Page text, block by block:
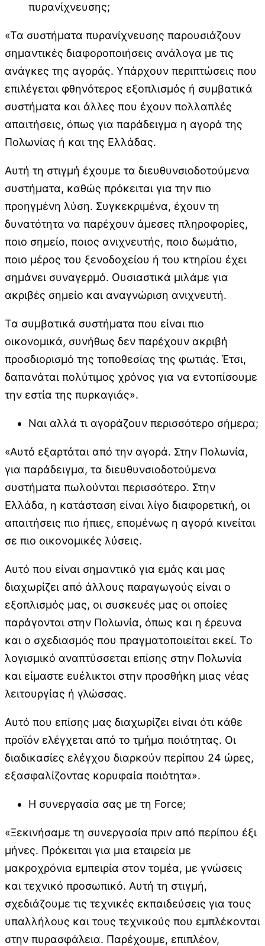
πυρανίχνευσης;
«Τα συστήματα πυρανίχνευσης παρουσιάζουν
σημαντικές διαφοροποιήσεις ανάλογα με τις
ανάγκες της αγοράς. Υπάρχουν περιπτώσεις που
επιλέγεται φθηνότερος εξοπλισμός ή συμβατικά
συστήματα και άλλες που έχουν πολλαπλές
απαιτήσεις, όπως για παράδειγμα η αγορά της
Πολωνίας ή και της Ελλάδας.
Αυτή τη στιγμή έχουμε τα διευθυνσιοδοτούμενα
συστήματα, καθώς πρόκειται για την πιο
προηγμένη λύση. Συγκεκριμένα, έχουν τη
δυνατότητα να παρέχουν άμεσες πληροφορίες,
ποιο σημείο, ποιος ανιχνευτής, ποιο δωμάτιο,
ποιο μέρος του ξενοδοχείου ή του κτηρίου έχει
σημάνει συναγερμό. Ουσιαστικά μιλάμε για
ακριβές σημείο και αναγνώριση ανιχνευτή.
Τα συμβατικά συστήματα που είναι πιο
οικονομικά, συνήθως δεν παρέχουν ακριβή
προσδιορισμό της τοποθεσίας της φωτιάς. Έτσι,
δαπανάται πολύτιμος χρόνος για να εντοπίσουμε
την εστία της πυρκαγιάς».
Ναι αλλά τι αγοράζουν περισσότερο σήμερα;
«Αυτό εξαρτάται από την αγορά. Στην Πολωνία,
για παράδειγμα, τα διευθυνσιοδοτούμενα
συστήματα πωλούνται περισσότερο. Στην
Ελλάδα, η κατάσταση είναι λίγο διαφορετική, οι
απαιτήσεις πιο ήπιες, επομένως η αγορά κινείται
σε πιο οικονομικές λύσεις.
Αυτό που είναι σημαντικό για εμάς και μας
διαχωρίζει από άλλους παραγωγούς είναι ο
εξοπλισμός μας, οι συσκευές μας οι οποίες
παράγονται στην Πολωνία, όπως και η έρευνα
και ο σχεδιασμός που πραγματοποιείται εκεί. Το
λογισμικό αναπτύσσεται επίσης στην Πολωνία
και είμαστε ευέλικτοι στην προσθήκη μιας νέας
λειτουργίας ή γλώσσας.
Αυτό που επίσης μας διαχωρίζει είναι ότι κάθε
προϊόν ελέγχεται από το τμήμα ποιότητας. Οι
διαδικασίες ελέγχου διαρκούν περίπου 24 ώρες,
εξασφαλίζοντας κορυφαία ποιότητα».
Η συνεργασία σας με τη Force;
«Ξεκινήσαμε τη συνεργασία πριν από περίπου έξι
μήνες. Πρόκειται για μια εταιρεία με
μακροχρόνια εμπειρία στον τομέα, με γνώσεις
και τεχνικό προσωπικό. Αυτή τη στιγμή,
σχεδιάζουμε τις τεχνικές εκπαιδεύσεις για τους
υπαλλήλους και τους τεχνικούς που εμπλέκονται
στην πυρασφάλεια. Παρέχουμε, επιπλέον,